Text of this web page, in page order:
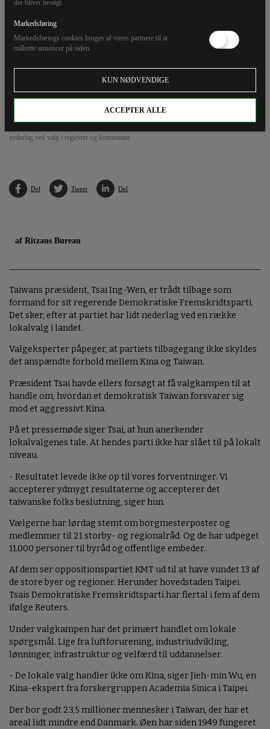
der bliver besøgt.
Markedsføring
Markedsførings cookies bruges af vores partnere til at
målrette annoncer på siden.
KUN NØDVENDIGE
ACCEPTER ALLE
nederlag ved valg i regioner og kommuner.
Del Tweet Del
af Ritzaus Bureau
Taiwans præsident, Tsai Ing-Wen, er trådt tilbage som
formand for sit regerende Demokratiske Fremskridtsparti.
Det sker, efter at partiet har lidt nederlag ved en række
lokalvalg i landet.
Valgeksperter påpeger, at partiets tilbagegang ikke skyldes
det anspændte forhold mellem Kina og Taiwan.
Præsident Tsai havde ellers forsøgt at få valgkampen til at
handle om, hvordan et demokratisk Taiwan forsvarer sig
mod et aggressivt Kina.
På et pressemøde siger Tsai, at hun anerkender
lokalvalgenes tale. At hendes parti ikke har slået til på lokalt
niveau.
- Resultatet levede ikke op til vores forventninger. Vi
accepterer ydmygt resultaterne og accepterer det
taiwanske folks beslutning, siger hun.
Vælgerne har lørdag stemt om borgmesterposter og
medlemmer til 21 storby- og regionalråd. Og de har udpeget
11.000 personer til byråd og offentlige embeder.
Af dem ser oppositionspartiet KMT ud til at have vundet 13 af
de store byer og regioner. Herunder hovedstaden Taipei.
Tsais Demokratiske Fremskridtsparti har flertal i fem af dem
ifølge Reuters.
Under valgkampen har det primært handlet om lokale
spørgsmål. Lige fra luftforurening, industriudvikling,
lønninger, infrastruktur og velfærd til uddannelser.
- De lokale valg handler ikke om Kina, siger Jieh-min Wu, en
Kina-ekspert fra forskergruppen Academia Sinica i Taipei.
Der bor godt 23,5 millioner mennesker i Taiwan, der har et
areal lidt mindre end Danmark. Øen har siden 1949 fungeret